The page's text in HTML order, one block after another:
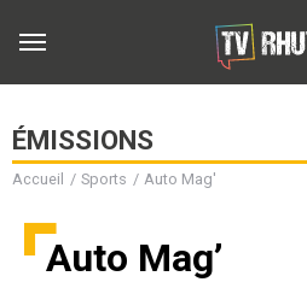
ÉMISSIONS
Accueil Sports Auto Mag'
bAuto Mag’